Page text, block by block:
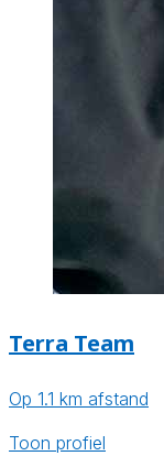
Terra Team
Op 1.1 km afstand
Toon profiel